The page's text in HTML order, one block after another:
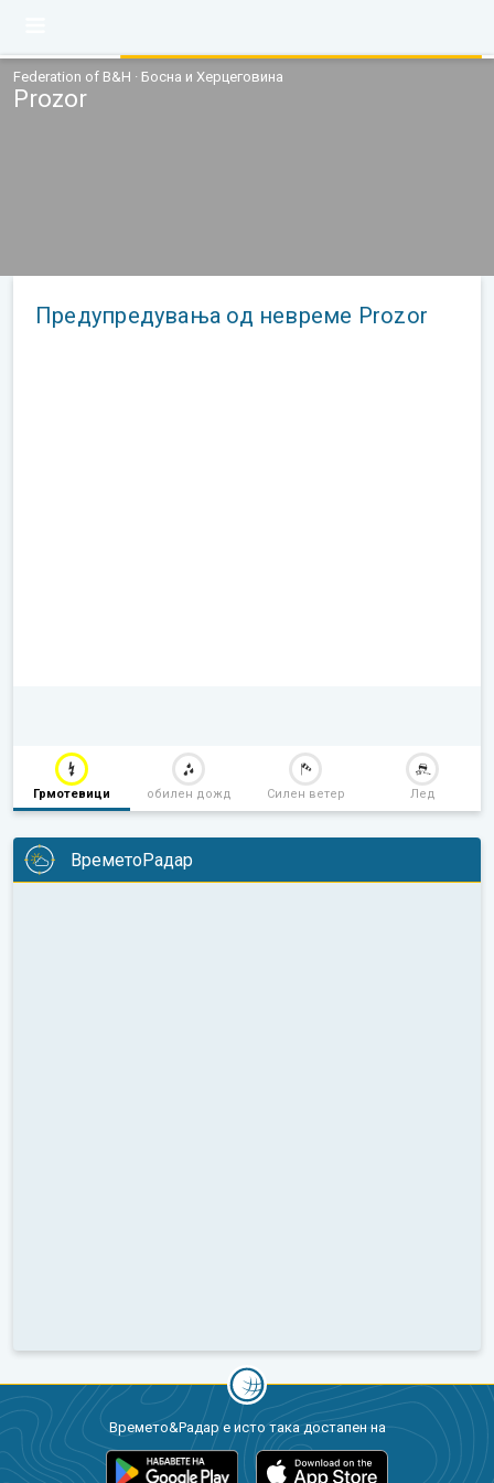
Federation of B&H · Босна и Херцеговина
Prozor
Предупредувања од невреме Prozor
Грмотевици обилен дожд Силен ветер Лед
ВреметоРадар
Времето&Радар е исто така достапен на